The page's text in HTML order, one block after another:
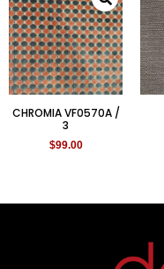
CHROMIA VF0570A /
3
$99.00